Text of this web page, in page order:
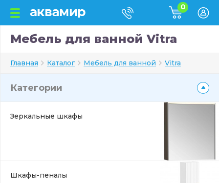
0
Мебель для ванной Vitra
Главная Каталог Мебель для ванной Vitra
Категории
Зеркальные шкафы
Шкафы-пеналы